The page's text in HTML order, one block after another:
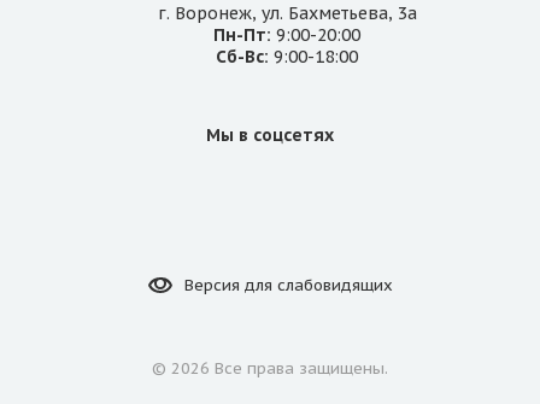
г. Воронеж, ул. Бахметьева, 3а
Пн-Пт: 9:00-20:00
Сб-Вс: 9:00-18:00
Мы в соцсетях
Версия для слабовидящих
© 2026 Все права защищены.